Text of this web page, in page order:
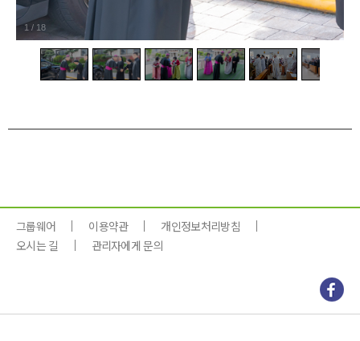
1 / 18
그룹웨어 이용약관
개인정보처리방침
오시는 길
관리자에게 문의